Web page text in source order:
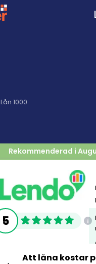
Lån 1000
Rekommenderad i
5
Att låna kostar